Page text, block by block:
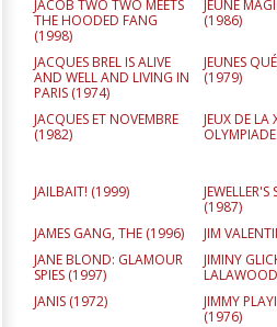
JACOB TWO TWO MEETS
THE HOODED FANG
(1998)
JEUNE
(1986)
JACQUES BREL IS ALIVE
AND WELL AND LIVING IN
PARIS (1974)
JEUNES
(1979)
JACQUES ET NOVEMBRE
(1982)
JEUX DE LA
JAILBAIT! (1999)
(1987)
JAMES GANG, THE (1996) JIM
JANE BLOND: GLAMOUR
SPIES (1997)
JIMINY
JANIS (1972)
JIMMY
(1976)